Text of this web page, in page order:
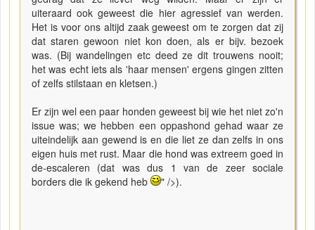
uiteraard ook geweest die hier agressief van werden.
Het is voor ons altijd zaak geweest om te zorgen dat zij
dat staren gewoon niet kon doen, als er bijv. bezoek
was. (Bij wandelingen etc deed ze dit trouwens nooit;
het was echt iets als 'haar mensen' ergens gingen zitten
of zelfs stilstaan en kletsen.)
Er zijn wel een paar honden geweest bij wie het niet zo'n
issue was; we hebben een oppashond gehad waar ze
uiteindelijk aan gewend is en die liet ze dan zelfs in ons
eigen huis met rust. Maar die hond was extreem goed in
de-escaleren (dat was dus 1 van de zeer sociale
borders die ik gekend heb
" />).